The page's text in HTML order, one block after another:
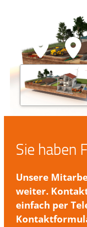
Sie haben
Unsere
weiter.
einfach per